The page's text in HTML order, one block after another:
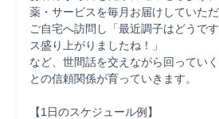
薬・サービスを毎月お届けしていただ
ご自宅へ訪問し「最近調子はどうで
ス盛り上がりましたね！」
など、世間話を交えながら回ってい
との信頼関係が育っていきます。
【1日のスケジュール例】